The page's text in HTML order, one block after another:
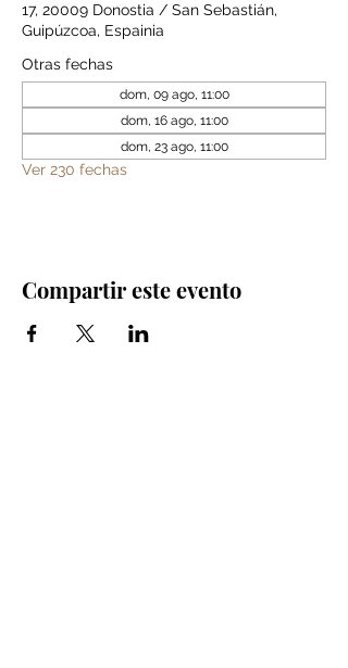
17, 20009 Donostia / San Sebastián,
Guipúzcoa, Espainia
Otras fechas
dom, 09 ago, 11:00
dom, 16 ago, 11:00
dom, 23 ago, 11:00
Ver 230 fechas
Compartir este evento